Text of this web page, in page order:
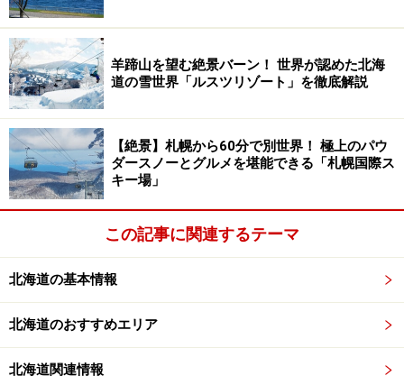
羊蹄山を望む絶景バーン！ 世界が認めた北海
道の雪世界「ルスツリゾート」を徹底解説
【絶景】札幌から60分で別世界！ 極上のパウ
ダースノーとグルメを堪能できる「札幌国際ス
キー場」
この記事に関連するテーマ
北海道の基本情報
北海道のおすすめエリア
北海道関連情報